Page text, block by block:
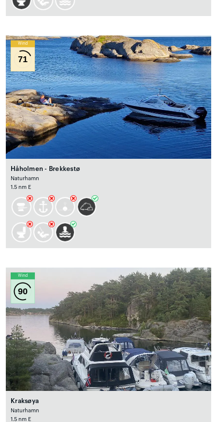
Wind
71
Håholmen - Brekkestø
Naturhamn
1.5 nm E
Wind
90
Kraksøya
Naturhamn
1.5 nm E